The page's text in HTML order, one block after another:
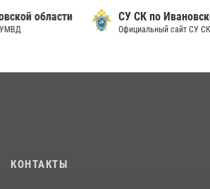
более 250 единиц оружия
08 июля 2026, 09:39
упаковок масла
Сотрудники вневедомственной охраны
СУ СК по Ивановской области
Официальный сайт СУ СК
КОНТАКТЫ